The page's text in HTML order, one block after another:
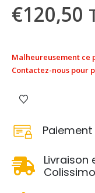
€120,50
Malheureusement ce
Contactez-nous pour
Livraison